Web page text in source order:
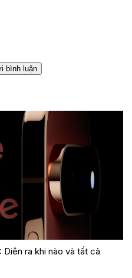
bình luận
ra khi nào và tất cả